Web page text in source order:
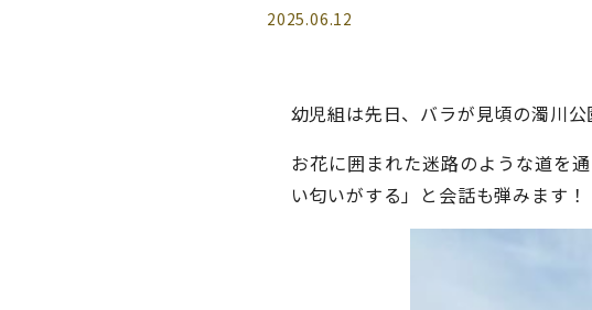
2025.06.12
幼児組は先日、バラが見頃の濁川
お花に囲まれた迷路のような道を
い匂いがする」と会話も弾みます！